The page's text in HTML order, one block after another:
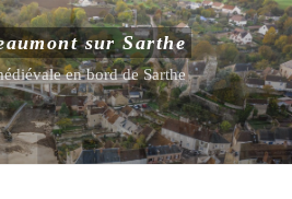
sur Sarthe
en bord de Sarthe